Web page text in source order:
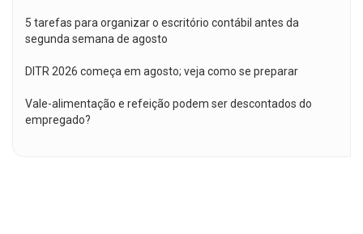
5 tarefas para organizar o escritório contábil antes da
segunda semana de agosto
DITR 2026 começa em agosto; veja como se preparar
Vale-alimentação e refeição podem ser descontados do
empregado?